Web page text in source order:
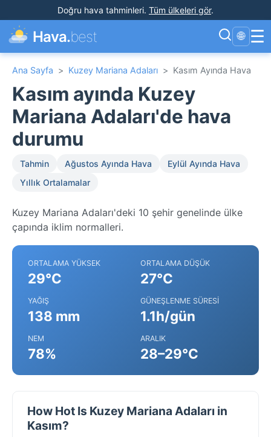
Doğru hava tahminleri. Tüm ülkeleri gör.
Hava.best 🌐 ☰
Ana Sayfa > Kuzey Mariana Adaları > Kasım Ayında Hava
Kasım ayında Kuzey
Mariana Adaları'de hava
durumu
Tahmin Ağustos Ayında Hava
Eylül Ayında Hava
Yıllık Ortalamalar
Kuzey Mariana Adaları'deki 10 şehir genelinde ülke
çapında iklim normalleri.
ORTALAMA YÜKSEK
29°C
ORTALAMA DÜŞÜK
27°C
YAĞIŞ
138 mm
GÜNEŞLENME SÜRESI
1.1h/gün
NEM
78%
ARALIK
28–29°C
How Hot Is Kuzey Mariana Adaları in
Kasım?